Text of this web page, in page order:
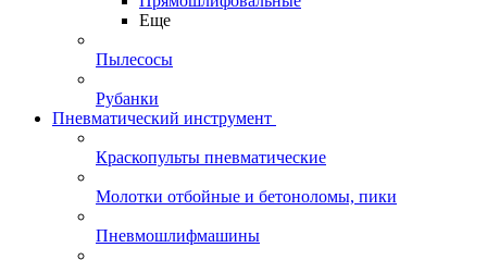
Еще
Пылесосы
Рубанки
Пневматический инструмент
Краскопульты пневматические
Молотки отбойные и бетоноломы, пики
Пневмошлифмашины